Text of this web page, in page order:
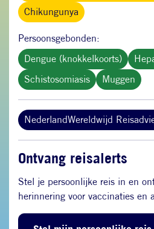
Chikungunya
Persoonsgebonden:
Dengue (knokkelkoorts)
Schistosomiasis
Muggen
NederlandWereldwijd
Ontvang reisalerts
Stel je persoonlijke reis in en
herinnering voor vaccinaties en